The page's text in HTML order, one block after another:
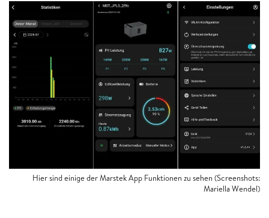
Hier sind einige der Marstek App Funktionen zu sehen (Screenshots:
Mariella Wendel)